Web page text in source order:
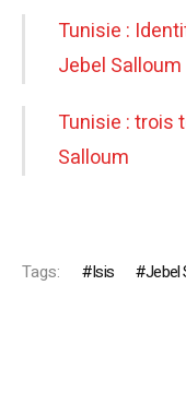
Tunisie :
Jebel
Tunisie : trois
Salloum
Tags: Isis Jebel